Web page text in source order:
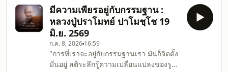
เคลื่อนไหว หยุดนิ่ง รู้สึก รู้สึกไปเรื่อยๆ เพื่อ
ให้รู้สึกตัว รู้สึกตัวแล้วจะพัฒนาต่อได้ ถ้า
ลืมตัวเองไม่มีทางพัฒนาเลย ถ้ารู้สึกจิตได้
รู้สึกจิต มันรู้ได้หลายระดับ รู้ง่ายที่สุดเลย
จิตสุขก็รู้ จิตทุกข์ก็รู้ จิตเฉยๆ ก็รู้ อันนี้มีแค่
3 ตัว ถ้ารู้ได้ละเอียดขึ้น ก็เห็นจิตเป็นกุศลก็
รู้ เป็นอ
มีความเพียรอยู่กับกรรมฐาน :
หลวงปู่ปราโมทย์ ปาโมชฺโช 19
มิ.ย. 2569
ก.ค. 8, 2026 16:59
"การที่เราจะอยู่กับกรรมฐานเรา มันก็จิตตั้ง
มั่นอยู่ สติระลึกรู้ความเปลี่ยนแปลงของรูป